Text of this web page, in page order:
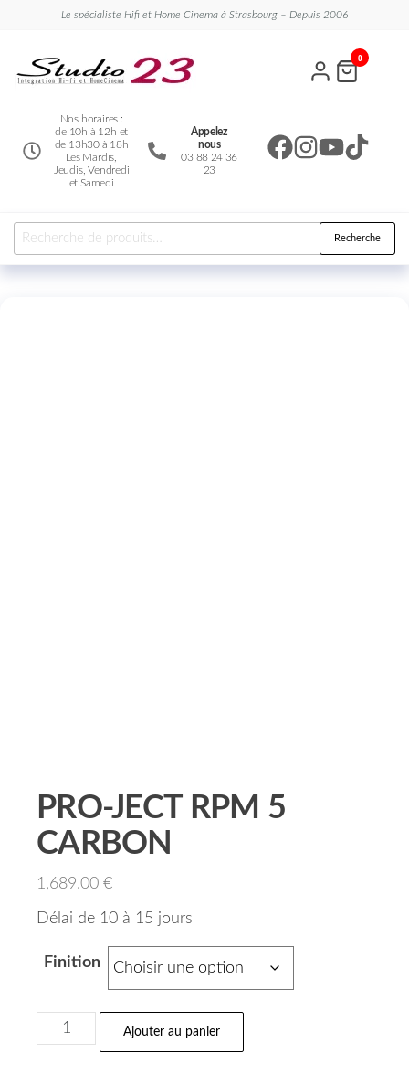
Le spécialiste Hifi et Home Cinema à Strasbourg – Depuis 2006
Nos horaires :
de 10h à 12h et
de 13h30 à 18h
Les Mardis,
Jeudis, Vendredi
et Samedi
Appelez
nous
03 88 24 36
23
0
Recherche
PRO-JECT RPM 5
CARBON
1,689.00 €
Délai de 10 à 15 jours
Finition
Ajouter au panier